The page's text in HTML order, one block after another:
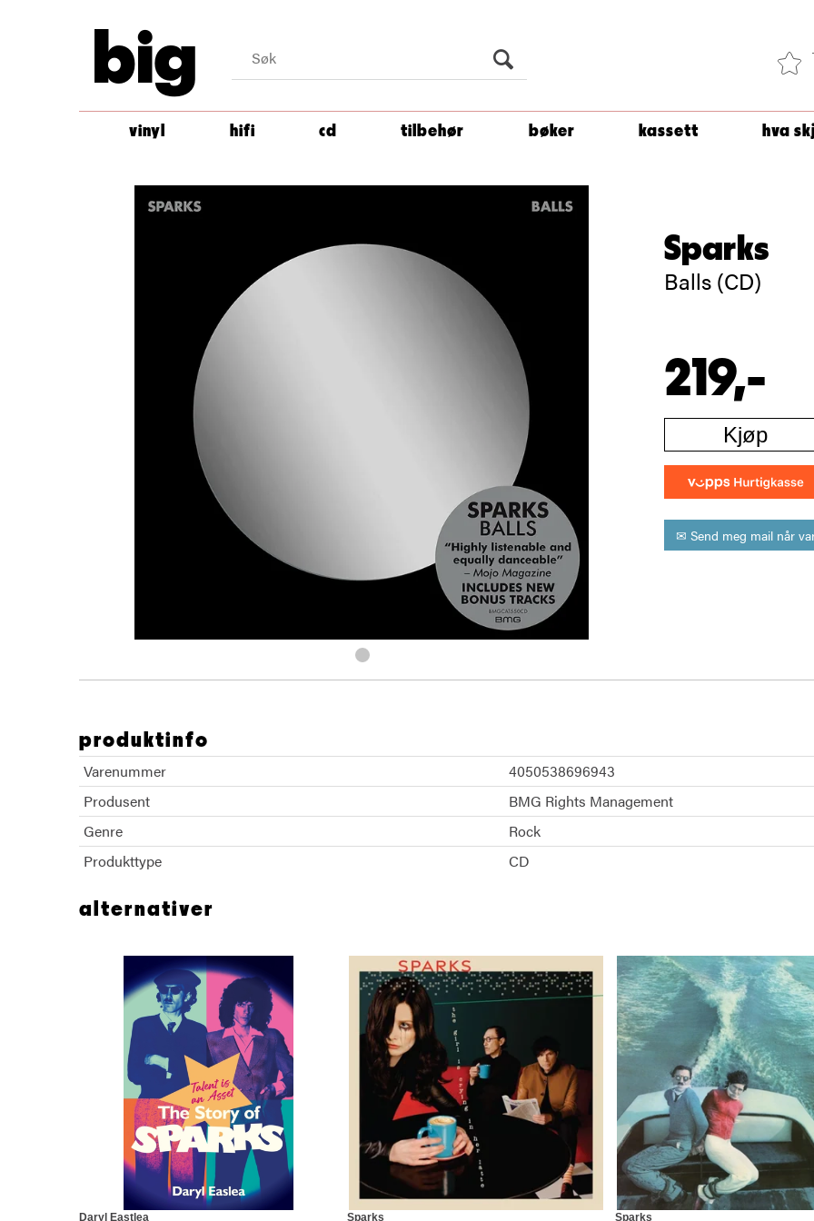
big
vinyl hifi cd tilbehør bøker kassett hva
Sparks
Balls (CD)
219,-
Kjøp
✉ Send meg mail når
produktinfo
Varenummer
4050538696943
Produsent
BMG Rights Management
Genre
Rock
Produkttype
CD
alternativer
Daryl Eastlea Sparks Sparks